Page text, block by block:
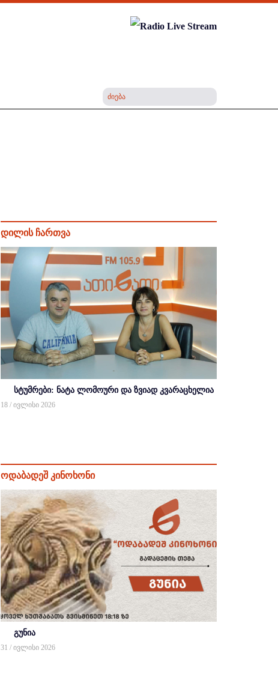
დილის ჩართვა
სტუმრები: ნატა ლომოური და ზვიად კვარაცხელია
18 / ივლისი 2026
ოდაბადეშ კინოხონი
გუნია
31 / ივლისი 2026